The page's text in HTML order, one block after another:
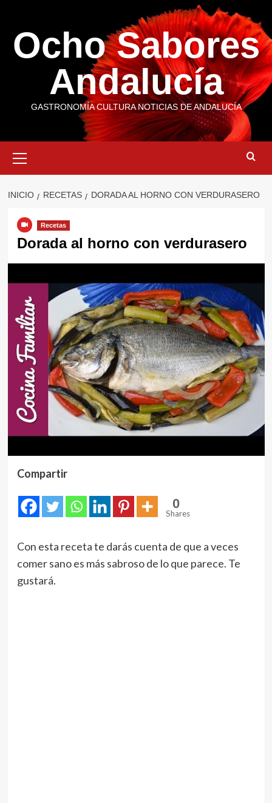
contenido
Ocho Sabores
Andalucía
GASTRONOMÍA CULTURA NOTICIAS DE ANDALUCÍA
primario
INICIO RECETAS DORADA AL HORNO CON VERDURASERO
Recetas
Dorada al horno con verdurasero
Compartir
0
Shares
Con esta receta te darás cuenta de que a veces
comer sano es más sabroso de lo que parece. Te
gustará.